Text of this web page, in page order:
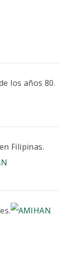
los años 80.
Filipinas.